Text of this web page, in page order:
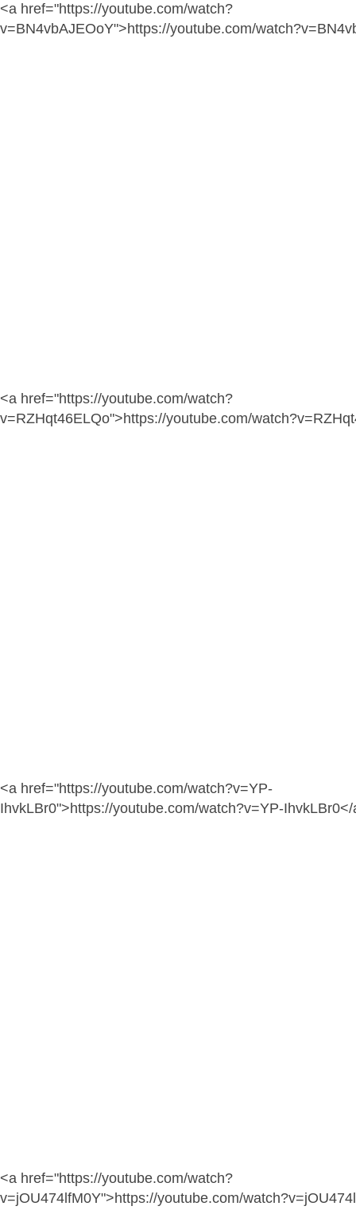
<a href="https://youtube.com/watch?
v=BN4vbAJEOoY">https://youtube.com/
<a href="https://youtube.com/watch?
v=RZHqt46ELQo">https://youtube.com/
<a href="https://youtube.com/watch?v=YP-
IhvkLBr0">https://youtube.com/watch?v=YP-IhvkLBr0</
<a href="https://youtube.com/watch?
v=jOU474lfM0Y">https://youtube.com/